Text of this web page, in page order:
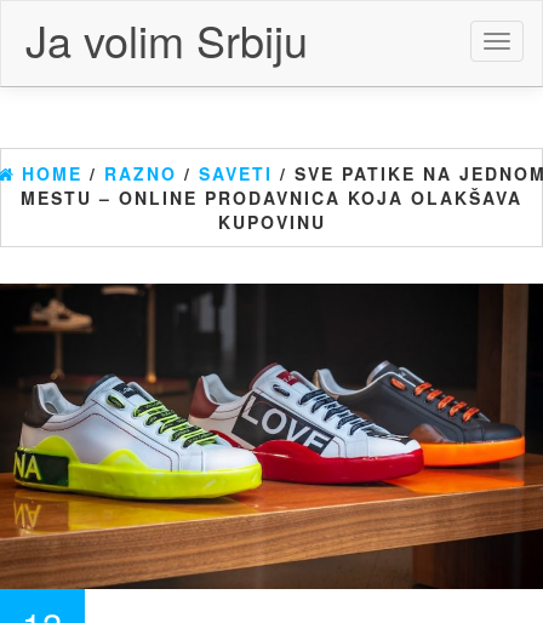
content
Ja volim Srbiju
HOME / RAZNO / SAVETI / SVE PATIKE NA
MESTU – ONLINE PRODAVNICA KOJA OLAKŠAVA
KUPOVINU